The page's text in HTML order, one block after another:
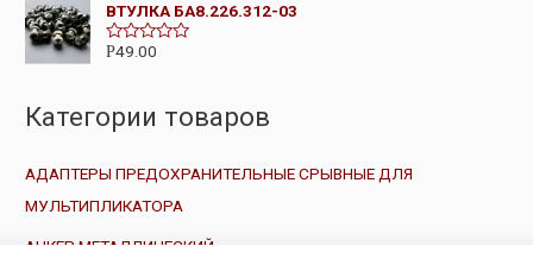
5
н
к
а
0
ВТУЛКА БА8.226.312-03
О
к
а
з
Р49.00
Категории товаров
АДАПТЕРЫ ПРЕДОХРАНИТЕЛЬНЫЕ СРЫВНЫЕ ДЛЯ
МУЛЬТИПЛИКАТОРА
АНКЕР МЕТАЛЛИЧЕСКИЙ